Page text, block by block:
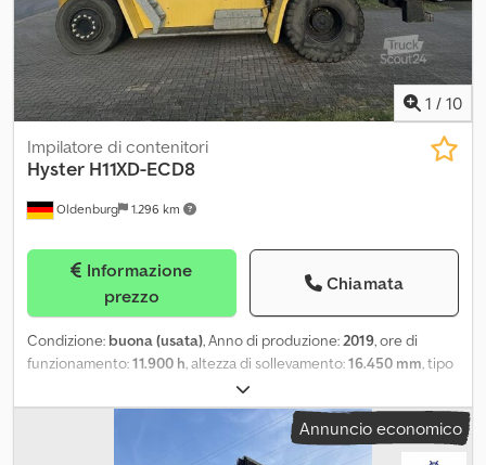
posteriori: 0 - 20% Pneumatici anteriori: 14.00-24 Pneumatici
posteriori: 14.00-24 Ulteriori informazioni Per ulteriori informazioni,
contattare Marco Levermann.
1 / 10
Oldenburg 1.296 km
Impilatore di contenitori
Hyster H11XD-ECD8
prezzo
Chiamata
Condizione: buona (usata), Anno di produzione:2019, ore di
funzionamento:11.900 h, altezza di sollevamento:16.450 mm, tipo
180 kW (244,73 CV)
motori:Diesel - MTU 6R1000/OM470 Tier V, Pneumatici anteriori:
4 x 14.00-24 / ad aria / 60-80% Pneumatici posteriori: 2 x 14.00-24 /
ad aria / 20-40% Oltre a questo MODELLO - MARCA, nel nostro
Annuncio economico